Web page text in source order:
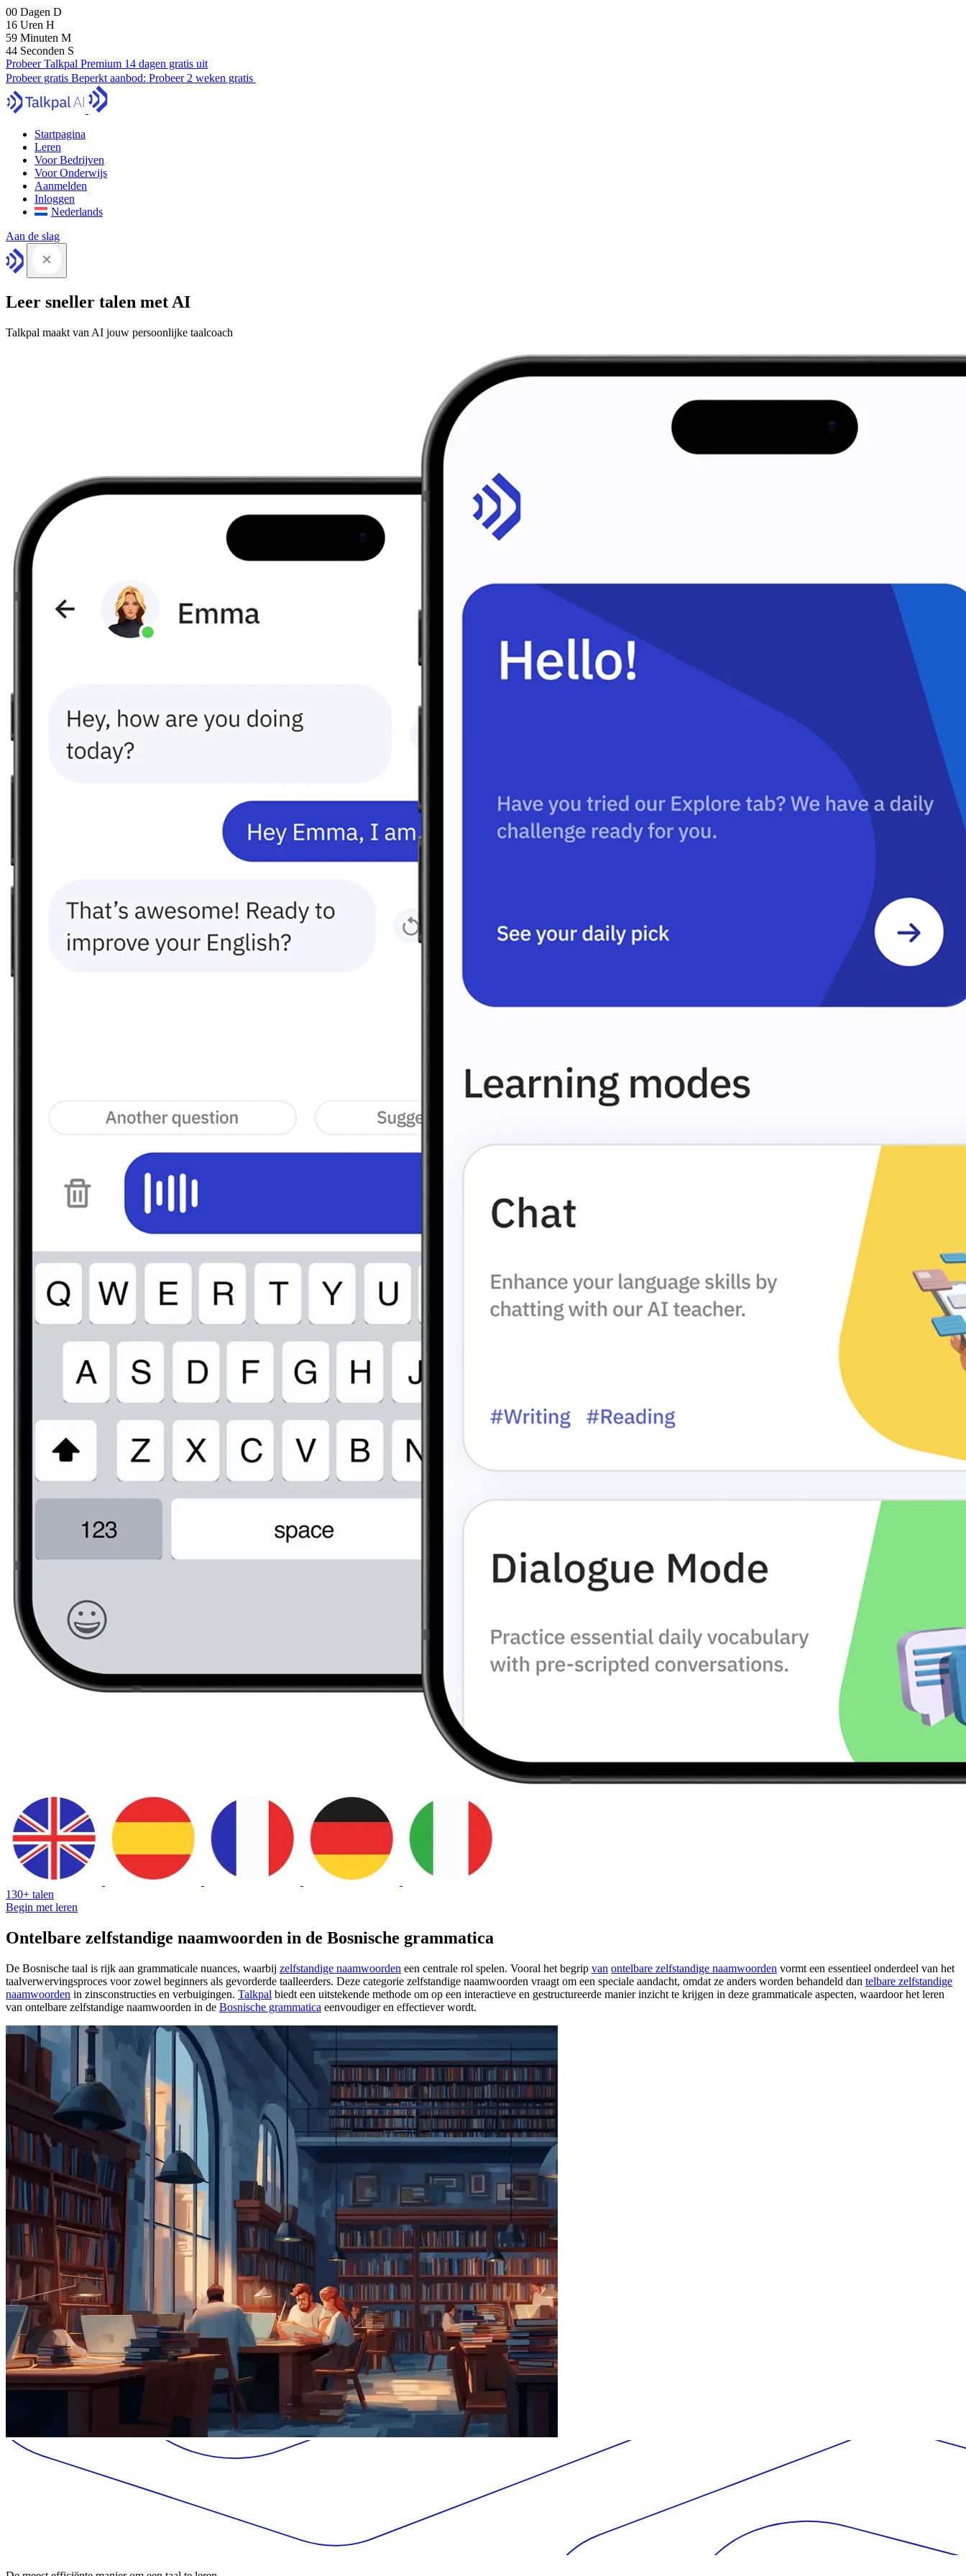
00 Dagen D
16 Uren H
59 Minuten M
43 Seconden S
Probeer Talkpal Premium 14 dagen gratis uit
Probeer gratis Beperkt aanbod: Probeer 2 weken gratis
Startpagina
Leren
Voor Bedrijven
Voor Onderwijs
Aanmelden
Inloggen
Nederlands
Aan de slag
Leer sneller talen met AI
Talkpal maakt van AI jouw persoonlijke taalcoach
130+ talen
Begin met leren
Ontelbare zelfstandige naamwoorden in de Bosnische grammatica
De Bosnische taal is rijk aan grammaticale nuances, waarbij zelfstandige naamwoorden een centrale rol spelen. Vooral het begrip van ontelbare zelfstandige naamwoorden vormt een essentieel onderdeel van het
taalverwervingsproces voor zowel beginners als gevorderde taalleerders. Deze categorie zelfstandige naamwoorden vraagt om een speciale aandacht, omdat ze anders worden behandeld dan telbare zelfstandige
naamwoorden in zinsconstructies en verbuigingen. Talkpal biedt een uitstekende methode om op een interactieve en gestructureerde manier inzicht te krijgen in deze grammaticale aspecten, waardoor het leren
van ontelbare zelfstandige naamwoorden in de Bosnische grammatica eenvoudiger en effectiever wordt.